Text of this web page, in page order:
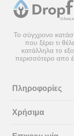
Το σύγχρονο
που ξέρει τι
κατάλληλα το
περισσότερο απο
Πληροφορίες
Χρήσιμα